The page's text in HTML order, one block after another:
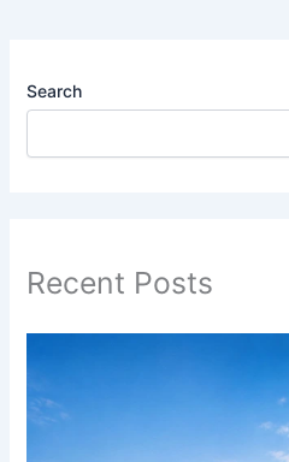
Search
Recent Posts